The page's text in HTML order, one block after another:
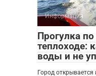
Информация
Прогулка
теплоходе:
воды и не
Город открывается